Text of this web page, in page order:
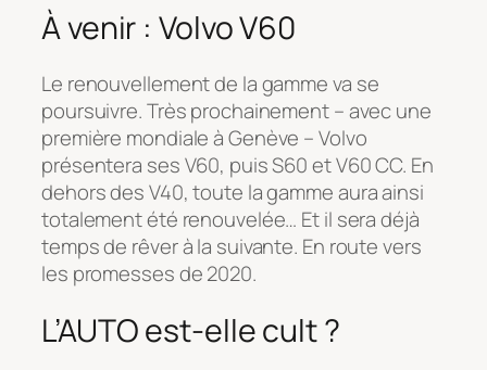
À venir : Volvo V60
Le renouvellement de la gamme va se
poursuivre. Très prochainement – avec une
première mondiale à Genève – Volvo
présentera ses V60, puis S60 et V60 CC. En
dehors des V40, toute la gamme aura ainsi
totalement été renouvelée… Et il sera déjà
temps de rêver à la suivante. En route vers
les promesses de 2020.
L’AUTO est-elle cult ?